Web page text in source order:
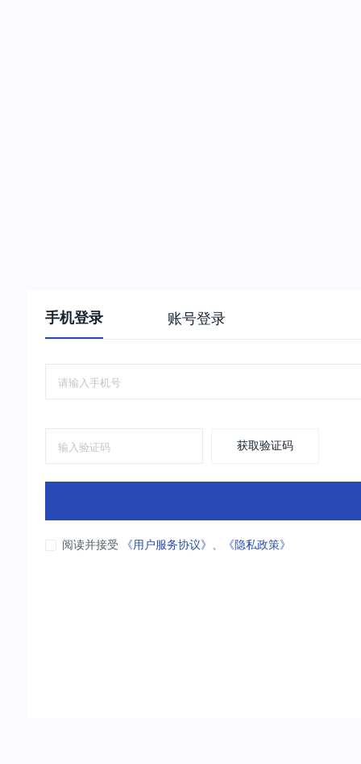
手机登录 账号登录
获取验证码
阅读并接受 《用户服务协议》 、 《隐私政策》